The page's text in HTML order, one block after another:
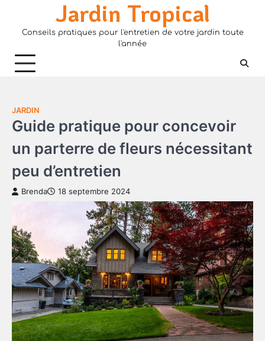
content
Jardin Tropical
Conseils pratiques pour l'entretien de votre jardin toute
l'année
JARDIN
Guide pratique pour concevoir
un parterre de fleurs nécessitant
peu d’entretien
Brenda 18 septembre 2024